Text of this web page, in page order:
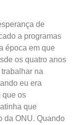
de
a programas
época em que
os quatro anos
na
eu era
que os
que
da ONU. Quando